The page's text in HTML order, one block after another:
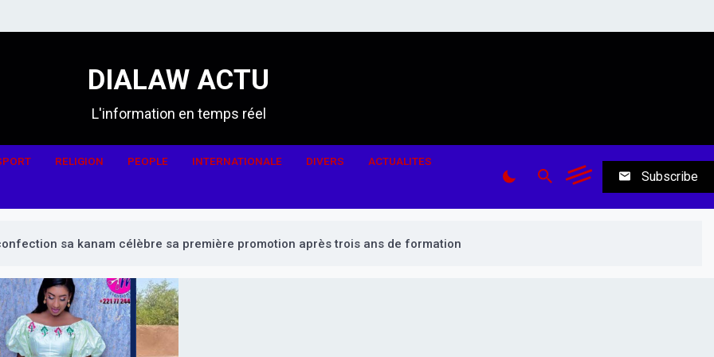
DIALAW ACTU
L'information en temps réel
RELIGION PEOPLE INTERNATIONALE DIVERS ACTUALITES
Subscribe
sa kanam célèbre sa première promotion après trois ans de formation